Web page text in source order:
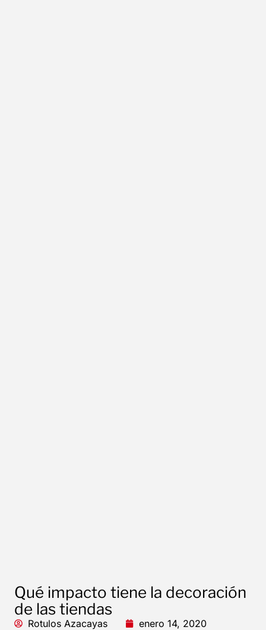
Qué impacto tiene la decoración
de las tiendas
Rotulos Azacayas
enero 14, 2020